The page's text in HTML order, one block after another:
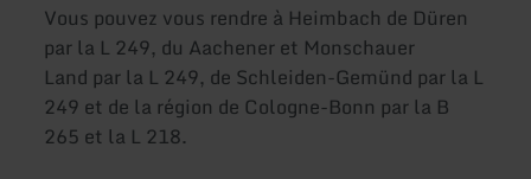
Vous pouvez vous rendre à Heimbach de Düren
par la L 249, du Aachener et Monschauer
Land par la L 249, de Schleiden-Gemünd par la L
249 et de la région de Cologne-Bonn par la B
265 et la L 218.